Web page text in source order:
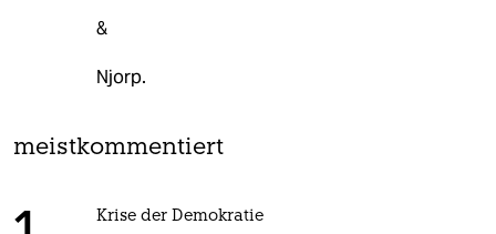
&
Njorp.
meistkommentiert
Krise der Demokratie